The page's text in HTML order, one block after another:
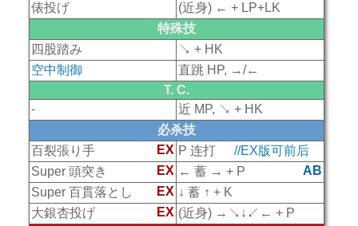
俵投げ
(近身) ← + LP+LK
特殊技
四股踏み
↘ + HK
空中制御
直跳 HP, →/←
T. C.
-
近 MP, ↘ + HK
必杀技
EX
百裂張り手 P 连打
//EX版可前后
EX
Super 頭突き AB
← 蓄 → + P
EX
Super 百貫落とし
↓ 蓄 ↑ + K
EX
大銀杏投げ
(近身) →↘↓↙← + P